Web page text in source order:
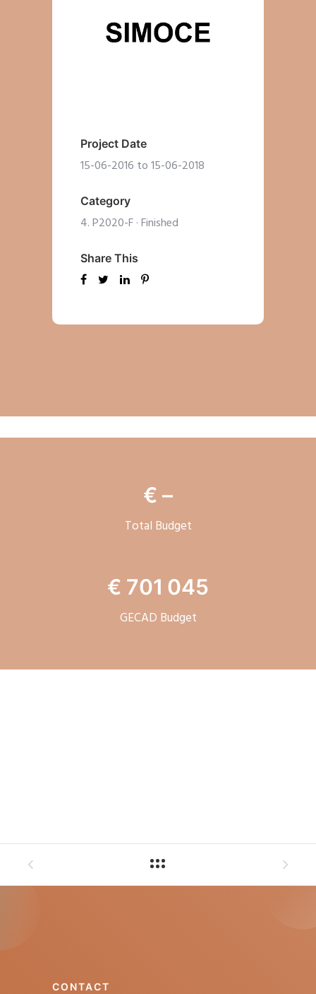
Project Date
15-06-2016 to 15-06-2018
Category
4. P2020-F·Finished
Share This
€ –
Total Budget
€ 701 045
GECAD Budget
CONTACT